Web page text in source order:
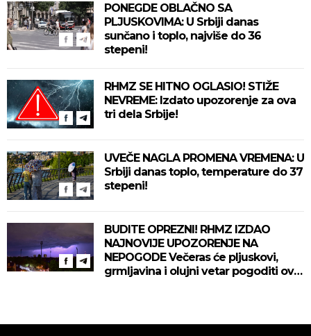
PONEGDE OBLAČNO SA
PLJUSKOVIMA: U Srbiji danas
sunčano i toplo, najviše do 36
stepeni!
RHMZ SE HITNO OGLASIO! STIŽE
NEVREME: Izdato upozorenje za ova
tri dela Srbije!
UVEČE NAGLA PROMENA VREMENA: U
Srbiji danas toplo, temperature do 37
stepeni!
BUDITE OPREZNI! RHMZ IZDAO
NAJNOVIJE UPOZORENJE NA
NEPOGODE Večeras će pljuskovi,
grmljavina i olujni vetar pogoditi ove